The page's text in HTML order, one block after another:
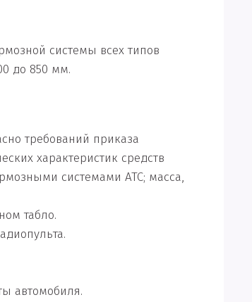
системы всех типов
до 850 мм.
требований приказа
характеристик средств
системами АТС; масса,
табло.
автомобиля.